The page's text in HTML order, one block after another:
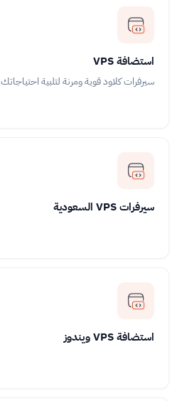
استضافة VPS
سيرفرات كلاود قوية ومرنة لتلبية احتياجاتك
سيرفرات VPS السعودية
استضافة VPS ويندوز